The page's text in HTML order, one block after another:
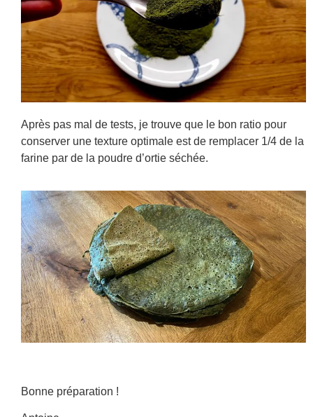
Après pas mal de tests, je trouve que le bon ratio pour
conserver une texture optimale est de remplacer 1/4 de la
farine par de la poudre d’ortie séchée.
Bonne préparation !